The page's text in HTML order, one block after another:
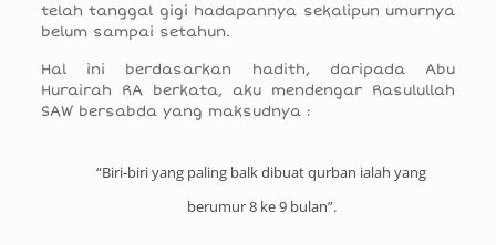
telah tanggal gigi hadapannya sekalipun umurnya
belum sampai setahun.
Hal ini berdasarkan hadith, daripada Abu
Hurairah RA berkata, aku mendengar Rasulullah
SAW bersabda yang maksudnya :
“Biri-biri yang paling balk dibuat qurban ialah yang
berumur 8 ke 9 bulan”.